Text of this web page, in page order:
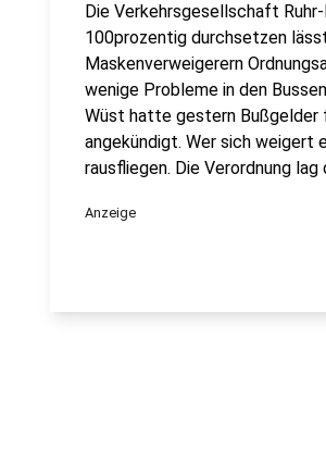
Die Verkehrsgesellschaft
100prozentig durchsetzen
Maskenverweigerern
wenige Probleme in den
Wüst hatte gestern Bußgelder
angekündigt. Wer sich weigert
rausfliegen. Die Verordnung
Anzeige